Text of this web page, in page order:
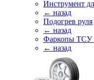
Инструмент
← назад
Подогрев руля
← назад
Фаркопы ТСУ
← назад